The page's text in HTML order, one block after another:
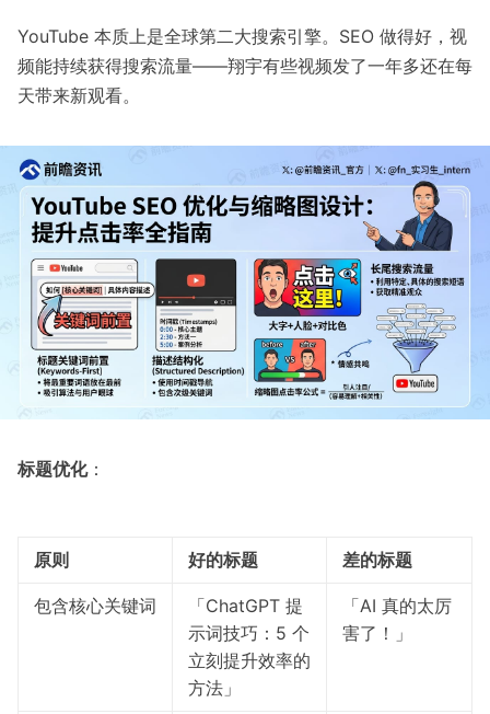
YouTube 本质上是全球第二大搜索引擎。SEO 做得好，视
频能持续获得搜索流量——翔宇有些视频发了一年多还在每
天带来新观看。
标题优化：
原则 好的标题 差的标题
包含核心关键词
「ChatGPT 提
示词技巧：5 个
立刻提升效率的
方法」
「AI 真的太厉
害了！」